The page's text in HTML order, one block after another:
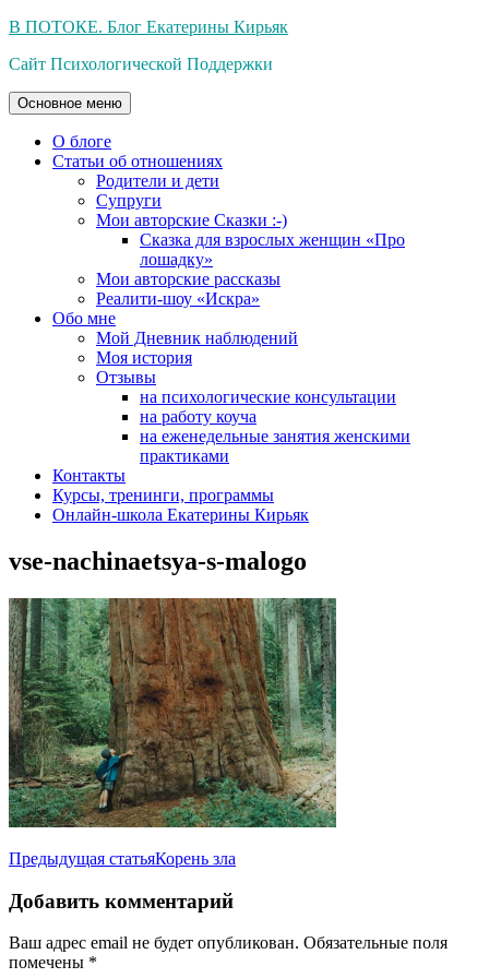
Перейти
содержимому
В ПОТОКЕ. Блог Екатерины Кирьяк
Сайт Психологической Поддержки
Основное меню
О блоге
Статьи об отношениях
Родители и дети
Супруги
Мои авторские Сказки :-)
Сказка для взрослых женщин «Про
лошадку»
Мои авторские рассказы
Реалити-шоу «Искра»
Обо мне
Мой Дневник наблюдений
Моя история
Отзывы
на психологические консультации
на работу коуча
на еженедельные занятия женскими
практиками
Контакты
Курсы, тренинги, программы
Онлайн-школа Екатерины Кирьяк
vse-nachinaetsya-s-malogo
Навигация
по
записям
Предыдущая статьяКорень зла
Добавить комментарий
Ваш адрес email не будет опубликован. Обязательные поля
помечены *